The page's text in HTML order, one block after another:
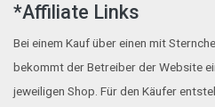
*Affiliate Links
Bei einem Kauf über einen mit
bekommt der Betreiber der Website
jeweiligen Shop. Für den Käufer